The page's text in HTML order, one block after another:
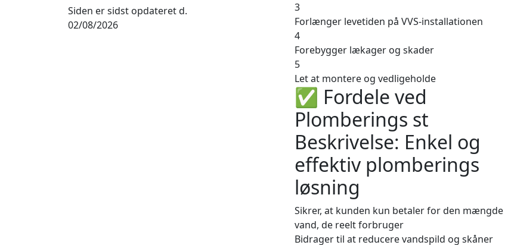
Siden er sidst opdateret d.
02/08/2026
3
Forlænger levetiden på VVS-installationen
4
Forebygger lækager og skader
5
Let at montere og vedligeholde
✅ Fordele ved
Plomberings st
Beskrivelse: Enkel og
effektiv plomberings
løsning
Sikrer, at kunden kun betaler for den mængde
vand, de reelt forbruger
Bidrager til at reducere vandspild og skåner